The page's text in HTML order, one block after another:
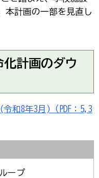
本計画の一部を見直し
計画のダウ
和8年3月)（PDF：5,3
ープ